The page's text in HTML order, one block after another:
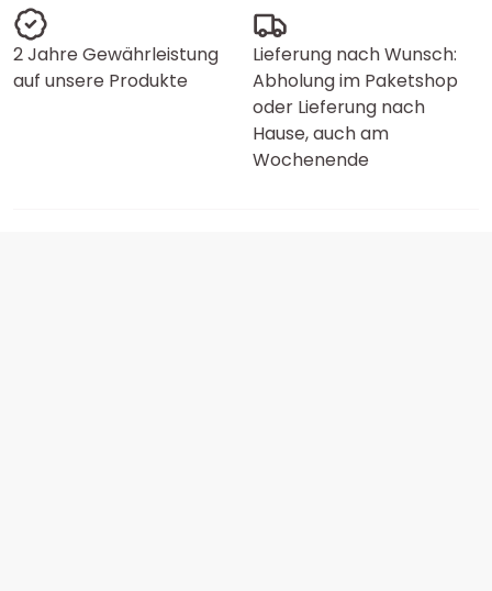
2 Jahre Gewährleistung
auf unsere Produkte
Lieferung nach Wunsch:
Abholung im Paketshop
oder Lieferung nach
Hause, auch am
Wochenende